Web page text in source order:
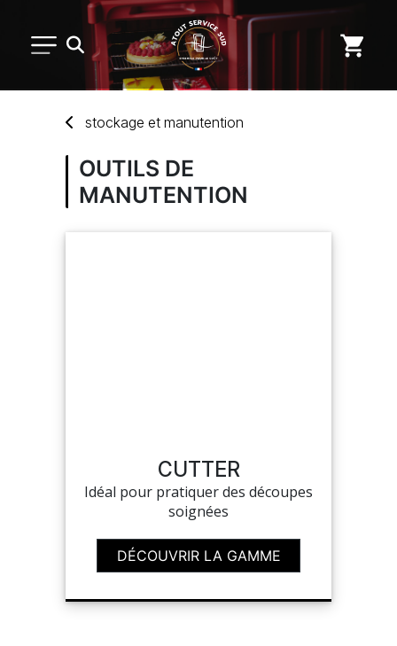
ARTS DE LA TABLE
USAGE UNIQUE
MON COMPTE
MES LISTES
MA COMMANDE
stockage et manutention
OUTILS DE
MANUTENTION
CUTTER
Idéal pour pratiquer des découpes
soignées
DÉCOUVRIR LA GAMME